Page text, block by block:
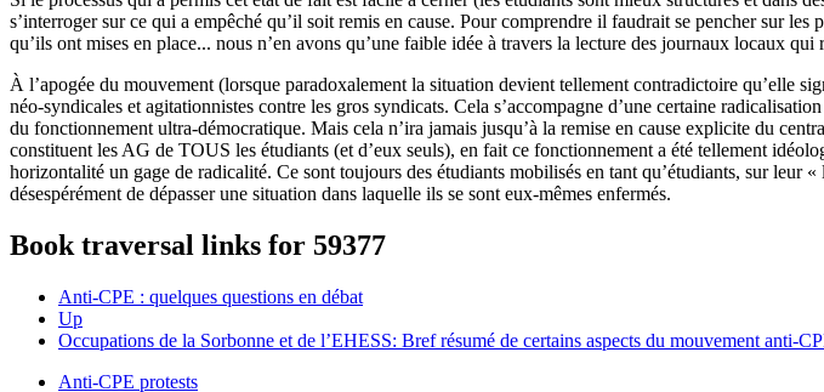
s’interroger sur ce qui a empêché qu’il soit remis en cause. Pour comprendre il faudrait se pencher sur
qu’ils ont mises en place... nous n’en avons qu’une faible idée à travers la lecture des journaux locaux
À l’apogée du mouvement (lorsque paradoxalement la situation devient tellement contradictoire qu’elle
néo-syndicales et agitationnistes contre les gros syndicats. Cela s’accompagne d’une certaine
du fonctionnement ultra-démocratique. Mais cela n’ira jamais jusqu’à la remise en cause explicite du
constituent les AG de TOUS les étudiants (et d’eux seuls), en fait ce fonctionnement a été tellement
horizontalité un gage de radicalité. Ce sont toujours des étudiants mobilisés en tant qu’étudiants, sur
désespérément de dépasser une situation dans laquelle ils se sont eux-mêmes enfermés.
Book traversal links for 59377
Anti-CPE : quelques questions en débat
Up
Occupations de la Sorbonne et de l’EHESS: Bref résumé de certains aspects du mouvement anti-
Anti-CPE protests